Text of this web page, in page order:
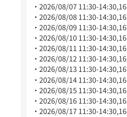
2026/08/07 11:30-
2026/08/08 11:30-
2026/08/09 11:30-
2026/08/10 11:30-
2026/08/11 11:30-
2026/08/12 11:30-
2026/08/13 11:30-
2026/08/14 11:30-
2026/08/15 11:30-
2026/08/16 11:30-
2026/08/17 11:30-